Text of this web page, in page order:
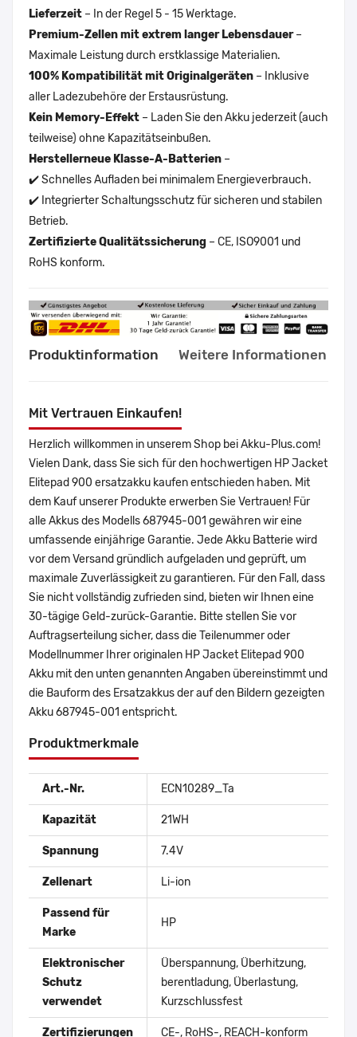
Lieferzeit – In der Regel 5 - 15 Werktage.
Premium-Zellen mit extrem langer Lebensdauer–
Maximale Leistung durch erstklassige Materialien.
100% Kompatibilität mit Originalgeräten – Inklusive
aller Ladezubehöre der Erstausrüstung.
Kein Memory-Effekt – Laden Sie den Akku jederzeit (auch
teilweise) ohne Kapazitätseinbußen.
Herstellerneue Klasse-A-Batterien –
✔️ Schnelles Aufladen bei minimalem Energieverbrauch.
✔️ Integrierter Schaltungsschutz für sicheren und stabilen
Betrieb.
Zertifizierte Qualitätssicherung – CE, ISO9001 und
RoHS konform.
Produktinformation Weitere Informationen
Mit Vertrauen Einkaufen!
Herzlich willkommen in unserem Shop bei Akku-Plus.com!
Vielen Dank, dass Sie sich für den hochwertigen HP Jacket
Elitepad 900 ersatzakku kaufen entschieden haben. Mit
dem Kauf unserer Produkte erwerben Sie Vertrauen! Für
alle Akkus des Modells 687945-001 gewähren wir eine
umfassende einjährige Garantie. Jede Akku Batterie wird
vor dem Versand gründlich aufgeladen und geprüft, um
maximale Zuverlässigkeit zu garantieren. Für den Fall, dass
Sie nicht vollständig zufrieden sind, bieten wir Ihnen eine
30-tägige Geld-zurück-Garantie. Bitte stellen Sie vor
Auftragserteilung sicher, dass die Teilenummer oder
Modellnummer Ihrer originalen HP Jacket Elitepad 900
Akku mit den unten genannten Angaben übereinstimmt und
die Bauform des Ersatzakkus der auf den Bildern gezeigten
Akku 687945-001 entspricht.
Produktmerkmale
Art.-Nr. ECN10289_Ta
Kapazität 21WH
Spannung 7.4V
Zellenart Li-ion
Passend für
Marke
HP
Elektronischer
Schutz
verwendet
Überspannung, Überhitzung,
berentladung, Überlastung,
Kurzschlussfest
Zertifizierungen
CE-, RoHS-, REACH-konform